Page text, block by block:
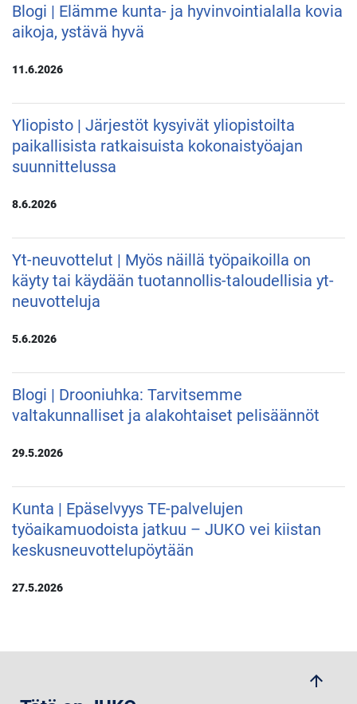
Blogi | Elämme kunta- ja hyvinvointialalla kovia
aikoja, ystävä hyvä
11.6.2026
Yliopisto | Järjestöt kysyivät yliopistoilta
paikallisista ratkaisuista kokonaistyöajan
suunnittelussa
8.6.2026
Yt-neuvottelut | Myös näillä työpaikoilla on
käyty tai käydään tuotannollis-taloudellisia yt-
neuvotteluja
5.6.2026
Blogi | Drooniuhka: Tarvitsemme
valtakunnalliset ja alakohtaiset pelisäännöt
29.5.2026
Kunta | Epäselvyys TE-palvelujen
työaikamuodoista jatkuu – JUKO vei kiistan
keskusneuvottelupöytään
27.5.2026
arrow_upwards